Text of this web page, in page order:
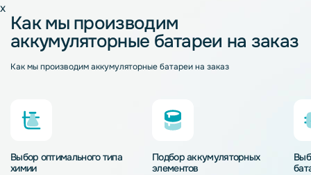
x
Как мы производим
аккумуляторные батареи на заказ
Как мы производим аккумуляторные батареи на заказ
Выбор оптимального типа
химии
Подбор аккумуляторных
элементов